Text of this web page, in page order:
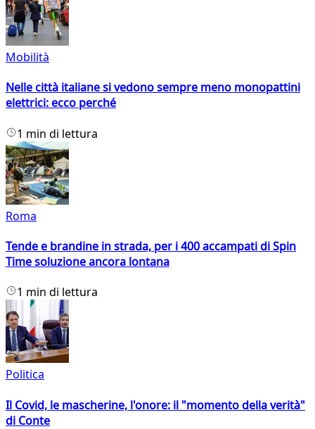
Mobilità
Nelle città italiane si vedono sempre meno monopattini
elettrici: ecco perché
1 min di lettura
Roma
Tende e brandine in strada, per i 400 accampati di Spin
Time soluzione ancora lontana
1 min di lettura
Politica
Il Covid, le mascherine, l'onore: il "momento della verità"
di Conte